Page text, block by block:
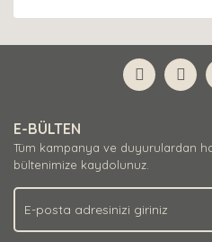
E-BÜLTEN
Tüm kampanya ve duyurulardan
bültenimize kaydolunuz.